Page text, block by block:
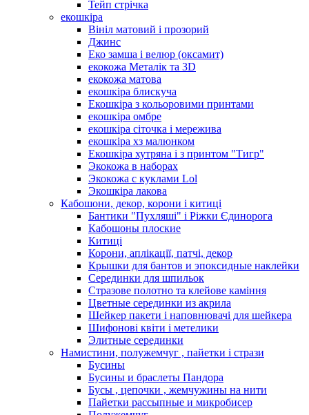
Тейп стрічка
екошкіра
Вініл матовий і прозорий
Джинс
Еко замша і велюр (оксамит)
екокожа Металік та 3D
екокожа матова
екошкіра блискуча
Екошкіра з кольоровими принтами
екошкіра омбре
екошкіра сіточка і мережива
екошкіра хз малюнком
Екошкіра хутряна і з принтом "Тигр"
Экокожа в наборах
Экокожа с куклами Lol
Экошкiра лакова
Кабошони, декор, корони і китиці
Бантики "Пухляші" і Ріжки Єдинорога
Кабошоны плоские
Китиці
Корони, аплікації, патчі, декор
Крышки для бантов и эпоксидные наклейки
Серединки для шпильок
Стразове полотно та клейове каміння
Цветные серединки из акрила
Шейкер пакети і наповнювачі для шейкера
Шифонові квіти і метелики
Элитные серединки
Намистини, полужемчуг , пайетки і стрази
Бусины
Бусины и браслеты Пандора
Бусы , цепочки , жемчужины на нити
Пайетки рассыпные и микробисер